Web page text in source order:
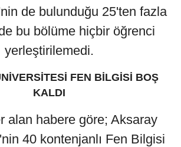
de bulunduğu 25'ten fazla
bu bölüme hiçbir öğrenci
yerleştirilemedi.
FEN BİLGİSİ BOŞ
KALDI
alan habere göre; Aksaray
40 kontenjanlı Fen Bilgisi